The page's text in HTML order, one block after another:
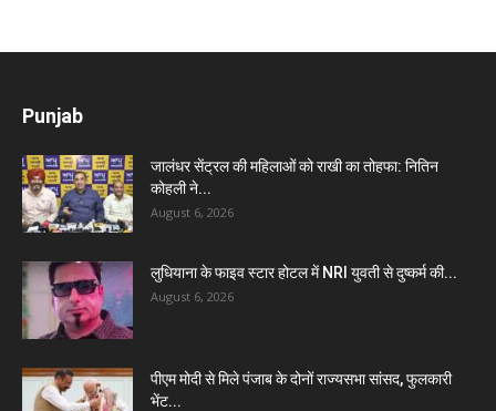
Punjab
जालंधर सेंट्रल की महिलाओं को राखी का तोहफा: नितिन
कोहली ने...
August 6, 2026
लुधियाना के फाइव स्टार होटल में NRI युवती से दुष्कर्म की...
August 6, 2026
पीएम मोदी से मिले पंजाब के दोनों राज्यसभा सांसद, फुलकारी
भेंट...